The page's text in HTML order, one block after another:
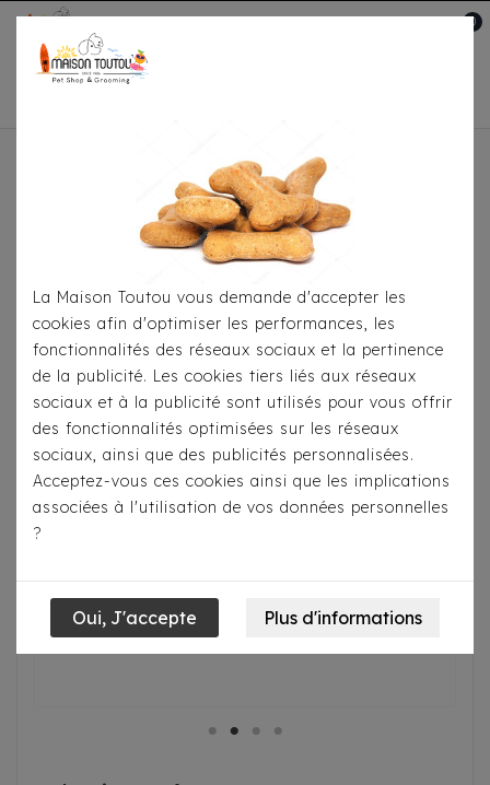
0
À Table Humide
Schesir - Boîtes 150g En Gelée Pour Chien
La Maison Toutou vous demande d'accepter les
cookies afin d'optimiser les performances, les
fonctionnalités des réseaux sociaux et la pertinence
de la publicité. Les cookies tiers liés aux réseaux
sociaux et à la publicité sont utilisés pour vous offrir
des fonctionnalités optimisées sur les réseaux
sociaux, ainsi que des publicités personnalisées.
Acceptez-vous ces cookies ainsi que les implications
associées à l'utilisation de vos données personnelles
?